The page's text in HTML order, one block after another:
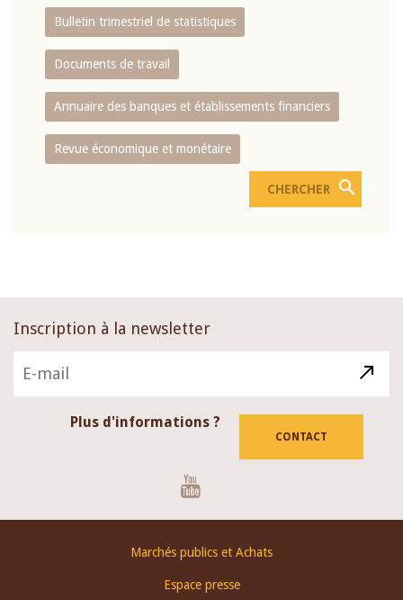
Bulletin trimestriel de statistiques
Documents de travail
Annuaire des banques et établissements financiers
Revue économique et monétaire
Inscription à la newsletter
Plus d'informations ?
CONTACT
Marchés publics et Achats
Espace presse